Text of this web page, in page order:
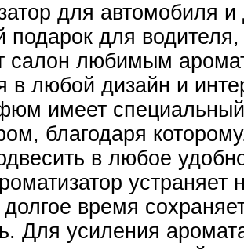
для автомобиля и
подарок для
салон любимым
в любой дизайн и
имеет
благодаря
в любое
устраняет
время
Для усиления